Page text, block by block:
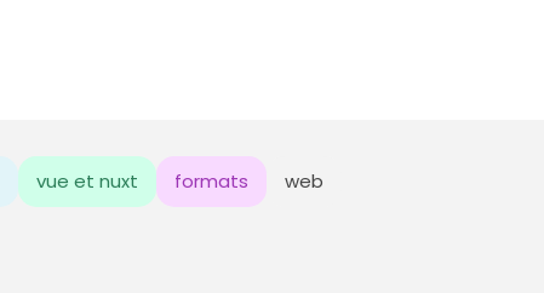
vue et nuxt formats web